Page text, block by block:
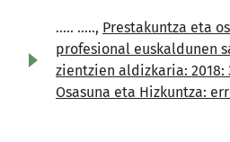
..... ....., Prestakuntza eta
profesional euskaldunen
zientzien aldizkaria: 2018:
Osasuna eta Hizkuntza: